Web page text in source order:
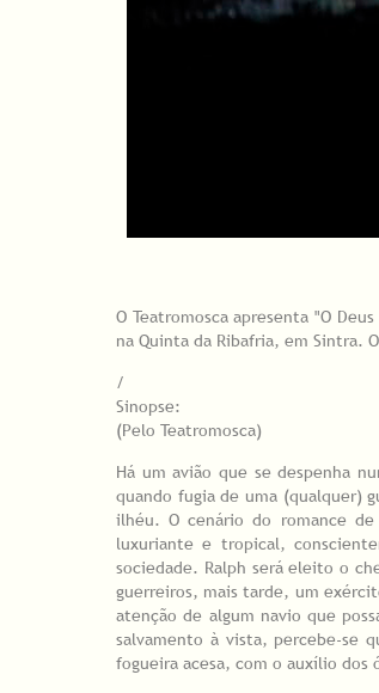
O Teatromosca apresenta "O
na Quinta da Ribafria, em Sintra.
/
Sinopse:
(Pelo Teatromosca)
Há um avião que se despenha
quando fugia de uma (qualquer)
ilhéu. O cenário do romance
luxuriante e tropical,
sociedade. Ralph será eleito o
guerreiros, mais tarde, um
atenção de algum navio que
salvamento à vista, percebe-se
fogueira acesa, com o auxílio dos